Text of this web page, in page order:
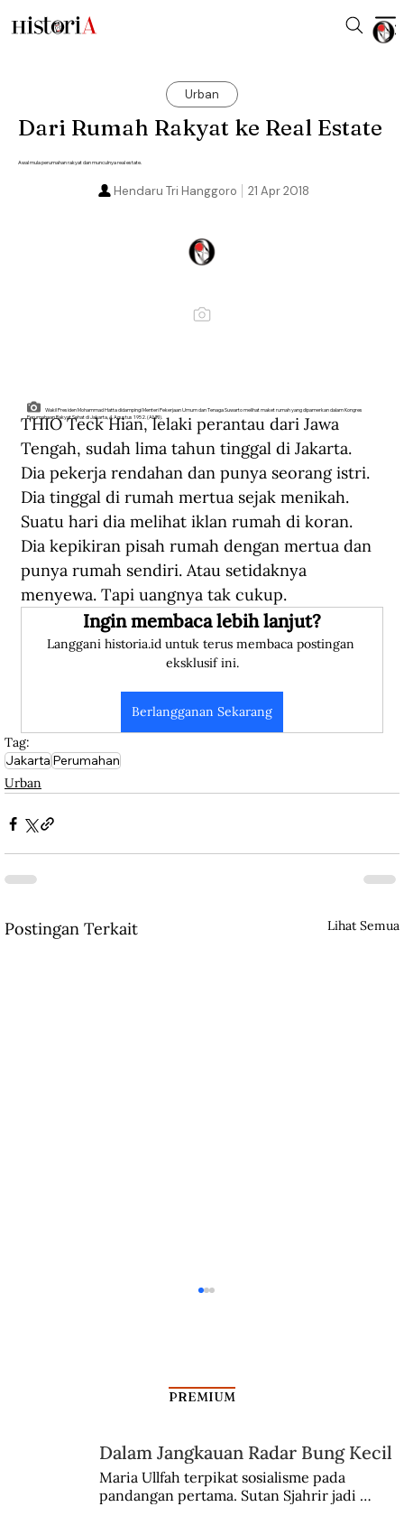
Urban
Dari Rumah Rakyat ke Real Estate
Awal mula perumahan rakyat dan munculnya real estate.
21 Apr 2018
Hendaru Tri Hanggoro
Wakil Presiden Mohammad Hatta didampingi Menteri Pekerjaan Umum dan Tenaga Suwarto melihat maket rumah yang dipamerkan dalam Kongres
Perumahaan Rakyat Sehat di Jakarta, 4 Agustus 1952. (ANRI).
THIO Teck Hian, lelaki perantau dari Jawa
Tengah, sudah lima tahun tinggal di Jakarta.
Dia pekerja rendahan dan punya seorang istri.
Dia tinggal di rumah mertua sejak menikah.
Suatu hari dia melihat iklan rumah di koran.
Dia kepikiran pisah rumah dengan mertua dan
punya rumah sendiri. Atau setidaknya
menyewa. Tapi uangnya tak cukup.
Ingin membaca lebih lanjut?
Langgani historia.id untuk terus membaca postingan
eksklusif ini.
Berlangganan Sekarang
Tag:
JakartaPerumahan
Urban
Postingan Terkait Lihat Semua
Rumah Minimum ala Gubernur Pertama
PREMIUM
Dalam Jangkauan Radar Bung Kecil
Maria Ullfah terpikat sosialisme pada
pandangan pertama. Sutan Sjahrir jadi